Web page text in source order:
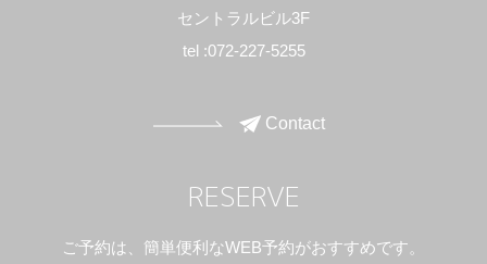
セントラルビル3F
tel :072-227-5255
Contact
RESERVE
ご予約は、簡単便利なWEB予約がおすすめです。